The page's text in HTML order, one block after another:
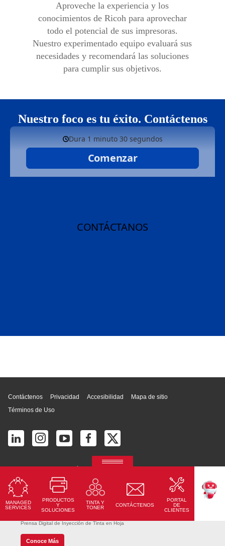
Aproveche la experiencia y los
conocimientos de Ricoh para aprovechar
todo el potencial de sus impresoras.
Nuestro experimentado equipo evaluará sus
necesidades y recomendará las soluciones
para cumplir sus objetivos.
Nuestro foco es tu éxito. Contáctenos
MANAGED
SERVICES
PRODUCTOS
Y
SOLUCIONES
TINTA Y
TONER
CONTÁCTENOS
PORTAL
DE
CLIENTES
Prensa Digital de Inyección de Tinta en Hoja
Conoce Más
Contáctenos Privacidad Accesibilidad
Mapa de sitio
Términos de Uso
© 2025 Ricoh América Latina, Inc. Todos los derechos reservados.